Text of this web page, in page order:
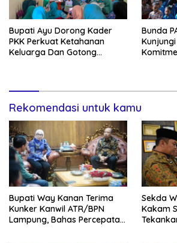
Bupati Ayu Dorong Kader
PKK Perkuat Ketahanan
Keluarga Dan Gotong
Bunda
Rekomendasi untuk kamu
Bupati Way Kanan Terima
Kunker Kanwil ATR/BPN
Lampung, Bahas Percepatan
Sekda
Kakam